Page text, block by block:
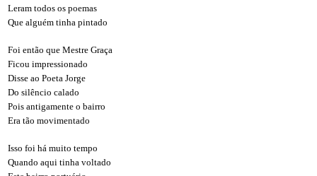
Leram todos os poemas
Que alguém tinha pintado
Foi então que Mestre Graça
Ficou impressionado
Disse ao Poeta Jorge
Do silêncio calado
Pois antigamente o bairro
Era tão movimentado
Isso foi há muito tempo
Quando aqui tinha voltado